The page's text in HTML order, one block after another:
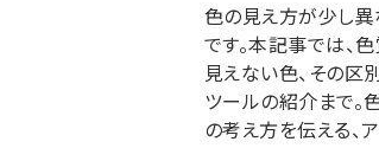
色の見え方が少し異
です。本記事では、
見えない色、その区
ツールの紹介まで。
の考え方を伝える、